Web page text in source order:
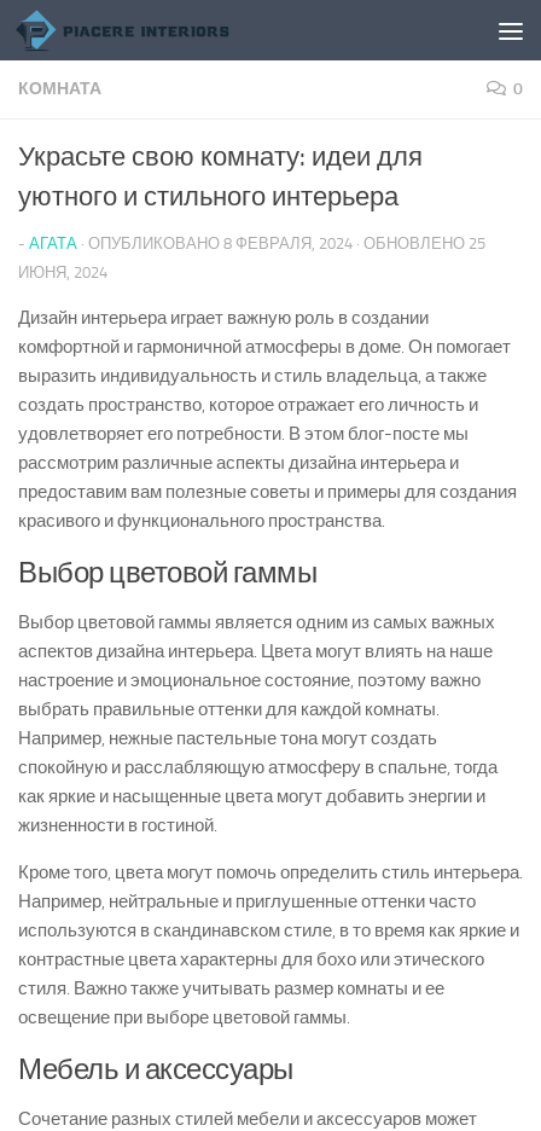
Перейти к содержимому
КОМНАТА 0
Украсьте свою комнату: идеи для
уютного и стильного интерьера
- АГАТА · ОПУБЛИКОВАНО 8 ФЕВРАЛЯ, 2024 · ОБНОВЛЕНО 25
ИЮНЯ, 2024
Дизайн интерьера играет важную роль в создании
комфортной и гармоничной атмосферы в доме. Он помогает
выразить индивидуальность и стиль владельца, а также
создать пространство, которое отражает его личность и
удовлетворяет его потребности. В этом блог-посте мы
рассмотрим различные аспекты дизайна интерьера и
предоставим вам полезные советы и примеры для создания
красивого и функционального пространства.
Выбор цветовой гаммы
Выбор цветовой гаммы является одним из самых важных
аспектов дизайна интерьера. Цвета могут влиять на наше
настроение и эмоциональное состояние, поэтому важно
выбрать правильные оттенки для каждой комнаты.
Например, нежные пастельные тона могут создать
спокойную и расслабляющую атмосферу в спальне, тогда
как яркие и насыщенные цвета могут добавить энергии и
жизненности в гостиной.
Кроме того, цвета могут помочь определить стиль интерьера.
Например, нейтральные и приглушенные оттенки часто
используются в скандинавском стиле, в то время как яркие и
контрастные цвета характерны для бохо или этического
стиля. Важно также учитывать размер комнаты и ее
освещение при выборе цветовой гаммы.
Мебель и аксессуары
Сочетание разных стилей мебели и аксессуаров может